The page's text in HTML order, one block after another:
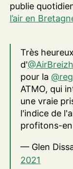
publie
l’air en
Très
d'@AirBreizh
pour la
ATMO, qui
une vraie
l'indice de
profitons-
— Glen
2021